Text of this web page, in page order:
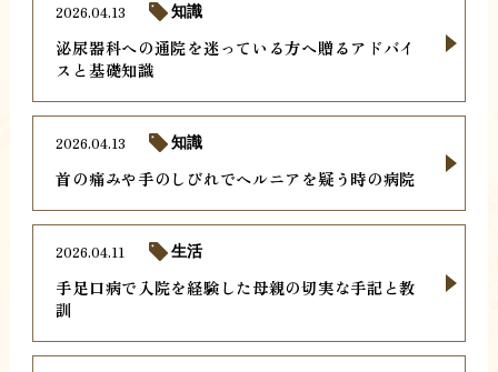
泌尿器科への通院を迷っている方へ贈るアドバイ
スと基礎知識
2026.04.13 知識
首の痛みや手のしびれでヘルニアを疑う時の病院
2026.04.13 知識
手足口病で入院を経験した母親の切実な手記と教
訓
2026.04.11 生活